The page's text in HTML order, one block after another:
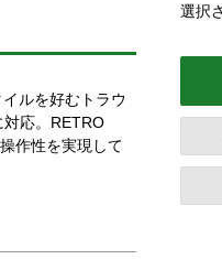
ルを好むトラウ
対応。RETRO
作性を実現して
選択